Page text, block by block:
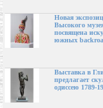
Новая
Высокого
посвящена
южных
Выставка в
предлагает
одиссею 1789-